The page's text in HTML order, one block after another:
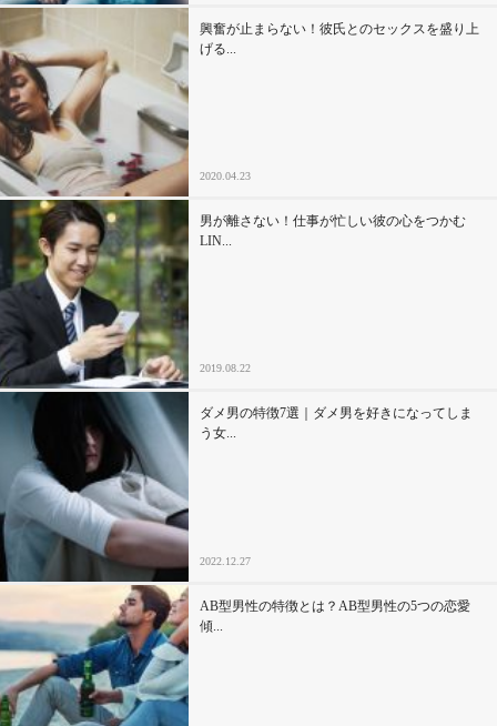
趣味・旅行
セックスライフ
不倫・だめ男
感動
心の処方箋
カルチャー・トレンド・芸能
驚き
興奮が止まらない！彼氏とのセックスを盛り上
げる...
2020.04.23
男が離さない！仕事が忙しい彼の心をつかむ
LIN...
2019.08.22
ダメ男の特徴7選｜ダメ男を好きになってしま
う女...
2022.12.27
AB型男性の特徴とは？AB型男性の5つの恋愛
傾...